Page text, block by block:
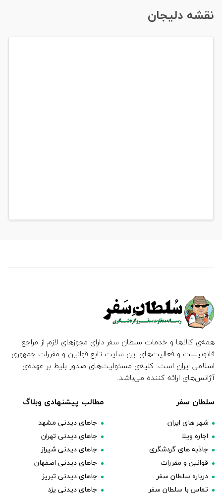
نقشه دلیجان
همه‌ی کالاها و خدمات سلطان سفر دارای مجوزهای لازم از مراجع
قانونیست و فعالیت‌های این سایت تابع قوانین و مقررات جمهوری
اسلامی ایران است. کلیه‌ی مسئولیت‌های صدور بلیط بر عهده‌ی
آژانس‌های ارائه کننده می‌باشد.
سلطان سفر
شهر های ایران
اجاره ویلا
جاذبه های گردشگری
قوانین و مقررات
درباره سلطان سفر
تماس با سلطان سفر
مطالب پیشنهادی وبلاگ
جاهای دیدنی مشهد
جاهای دیدنی تهران
جاهای دیدنی شیراز
جاهای دیدنی اصفهان
جاهای دیدنی تبریز
جاهای دیدنی یزد